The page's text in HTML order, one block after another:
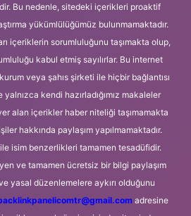
Bu nedenle, sitedeki içerikleri proaktif
yükümlülüğümüz bulunmamaktadır.
içeriklerin sorumluluğunu taşımakta olup,
kabul etmiş sayılırlar. Bu internet
veya şahıs şirketi ile hiçbir bağlantısı
kendi hazırladığımız makaleler
alan içerikler haber niteliği taşımamakta
hakkında paylaşım yapılmamaktadır.
isim benzerlikleri tamamen tesadüfidir.
ve tamamen ücretsiz bir bilgi paylaşım
yasal düzenlemelere aykırı olduğunu
adresine